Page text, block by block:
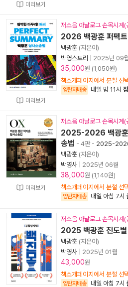
미리보기
미리보기
저소음 아날로그 손목시계
2026 백광훈 퍼펙트
백광훈 (지은이)
박영스토리
2025년 09
35,000원 (1,050원)
책소개페이지에서 분철 선
양탄자배송 내일 밤 11시
미리보기
저소음 아날로그 손목시계
2025-2026 백광훈
송법 - 4판- 2025-2026
백광훈 (지은이)
박영사
2025년 06월
38,000원 (1,140원)
책소개페이지에서 분철 선
양탄자배송 내일 아침 7시
저소음 아날로그 손목시계
2025 백광훈 진도별
백광훈 (지은이)
박영사
2025년 01월
43,000원
책소개페이지에서 분철 선
양탄자배송 내일 아침 7시